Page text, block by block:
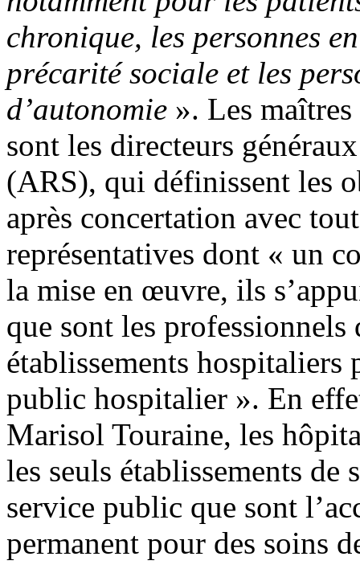
chronique, les personnes
précarité sociale et les
d’autonomie ». Les
sont les directeurs
(ARS), qui définissent les
après concertation avec
représentatives dont « un
la mise en œuvre, ils
que sont les professionnels
établissements
public hospitalier ». En
Marisol Touraine, les
les seuls établissements de
service public que sont
permanent pour des soins